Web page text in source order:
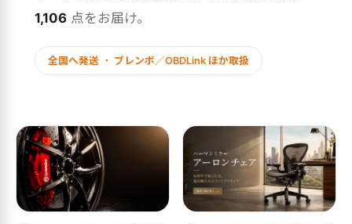
1,106 点をお届け。
全国へ発送 ・ ブレンボ／OBDLink ほか取扱